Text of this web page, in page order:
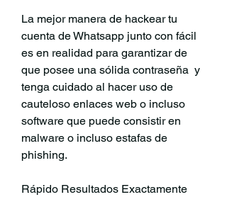
La mejor manera de hackear tu
cuenta de Whatsapp junto con fácil
es en realidad para garantizar de
que posee una sólida contraseña  y
tenga cuidado al hacer uso de
cauteloso enlaces web o incluso
software que puede consistir en
malware o incluso estafas de
phishing.
Rápido Resultados Exactamente